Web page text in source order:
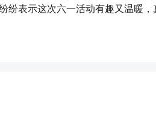
纷表示这次六一活动有趣又温暖